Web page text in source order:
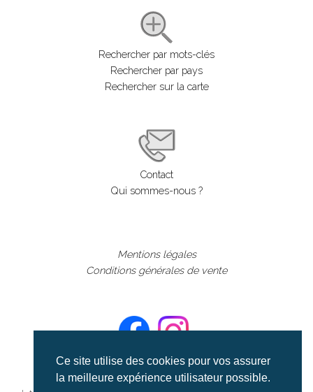
Ce site utilise des cookies pour vos assurer
la meilleure expérience utilisateur possible.
Rechercher par mots-clés
Rechercher par pays
Rechercher sur la carte
Contact
Qui sommes-nous ?
Mentions légales
Conditions générales de vente
©aerialcollection marque déposée 2024